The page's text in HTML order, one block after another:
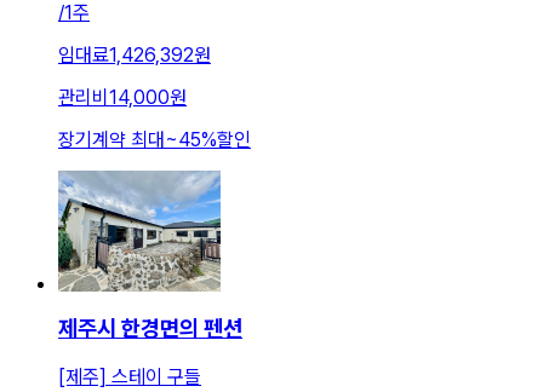
/1주
임대료1,426,392원
관리비 14,000원
장기계약 최대 ~45%할인
제주시 한경면의 펜션
[제주] 스테이 구들